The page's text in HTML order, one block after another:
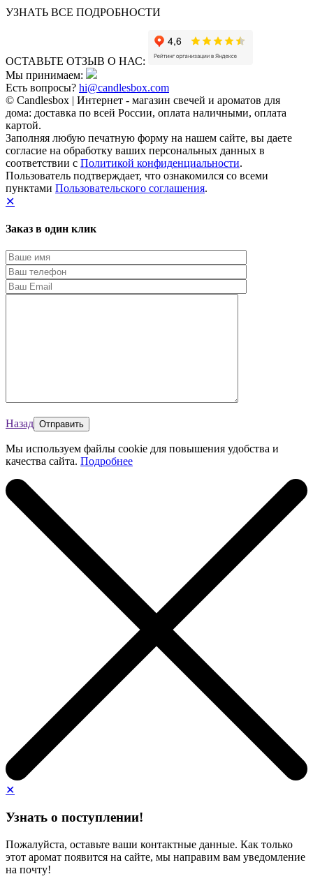
УЗНАТЬ ВСЕ ПОДРОБНОСТИ
ОСТАВЬТЕ ОТЗЫВ О НАС:
Мы принимаем:
Есть вопросы? hi@candlesbox.com
© Candlesbox | Интернет - магазин свечей и ароматов для
дома: доставка по всей России, оплата наличными, оплата
картой.
Заполняя любую печатную форму на нашем сайте, вы даете
согласие на обработку ваших персональных данных в
соответствии с Политикой конфиденциальности.
Пользователь подтверждает, что ознакомился со всеми
пунктами Пользовательского соглашения.
✕
Заказ в один клик
Назад
Мы используем файлы cookie для повышения удобства и
качества сайта. Подробнее
✕
Узнать о поступлении!
Пожалуйста, оставьте ваши контактные данные. Как только
этот аромат появится на сайте, мы направим вам уведомление
на почту!